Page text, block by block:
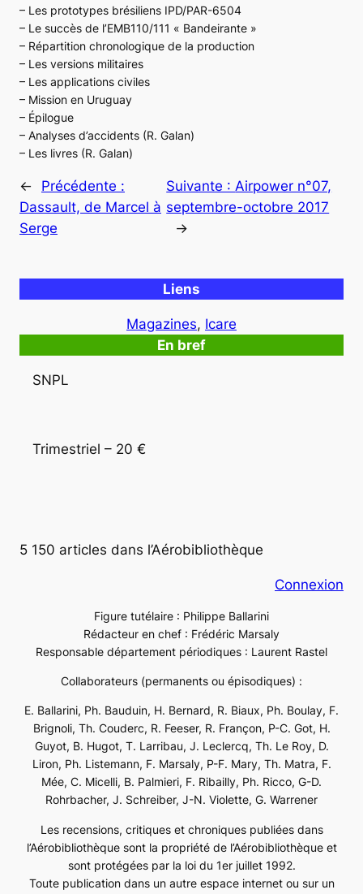
– Les prototypes brésiliens IPD/PAR-6504
– Le succès de l’EMB110/111 « Bandeirante »
– Répartition chronologique de la production
– Les versions militaires
– Les applications civiles
– Mission en Uruguay
– Épilogue
– Analyses d’accidents (R. Galan)
– Les livres (R. Galan)
←
Précédente :
Dassault, de Marcel à
Serge
Suivante : Airpower n°07,
septembre-octobre 2017
→
Liens
Magazines, Icare
En bref
SNPL
Trimestriel – 20 €
5 150 articles dans l’Aérobibliothèque
Connexion
Figure tutélaire : Philippe Ballarini
Rédacteur en chef : Frédéric Marsaly
Responsable département périodiques : Laurent Rastel
Collaborateurs (permanents ou épisodiques) :
E. Ballarini, Ph. Bauduin, H. Bernard, R. Biaux, Ph. Boulay, F.
Brignoli, Th. Couderc, R. Feeser, R. Françon, P-C. Got, H.
Guyot, B. Hugot, T. Larribau, J. Leclercq, Th. Le Roy, D.
Liron, Ph. Listemann, F. Marsaly, P-F. Mary, Th. Matra, F.
Mée, C. Micelli, B. Palmieri, F. Ribailly, Ph. Ricco, G-D.
Rohrbacher, J. Schreiber, J-N. Violette, G. Warrener
Les recensions, critiques et chroniques publiées dans
l’Aérobibliothèque sont la propriété de l’Aérobibliothèque et
sont protégées par la loi du 1er juillet 1992.
Toute publication dans un autre espace internet ou sur un